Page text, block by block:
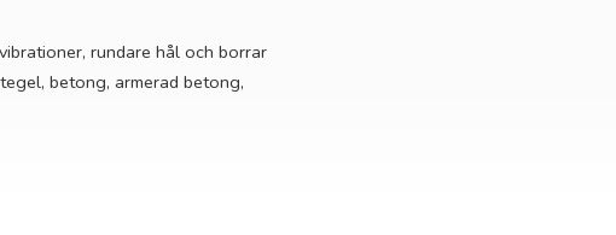
rundare hål och borrar
betong, armerad betong,